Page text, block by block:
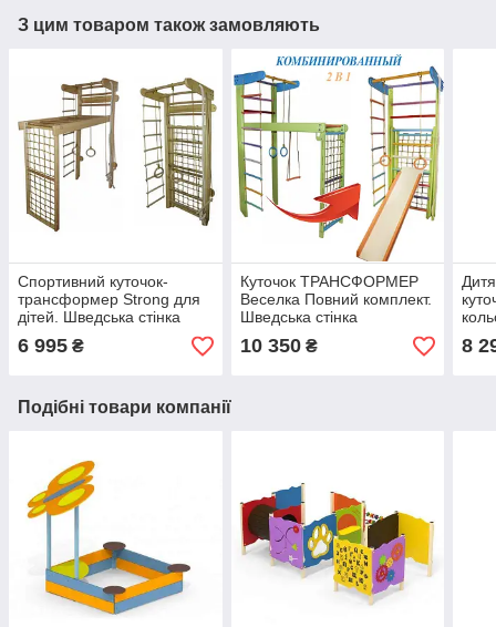
З цим товаром також замовляють
Спортивний куточок-
трансформер Strong для
дітей. Шведська стінка
розкладна Трансформер
6 995 ₴
Куточок ТРАНСФОРМЕР
Веселка Повний комплект.
Шведська стінка
кольоровою
10 350₴ 8
Подібні товари компанії